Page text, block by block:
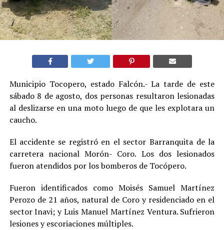
Municipio Tocopero, estado Falcón.- La tarde de este
sábado 8 de agosto, dos personas resultaron lesionadas
al deslizarse en una moto luego de que les explotara un
caucho.
El accidente se registró en el sector Barranquita de la
carretera nacional Morón- Coro. Los dos lesionados
fueron atendidos por los bomberos de Tocópero.
Fueron identificados como Moisés Samuel Martínez
Perozo de 21 años, natural de Coro y residenciado en el
sector Inavi; y Luis Manuel Martínez Ventura. Sufrieron
lesiones y escoriaciones múltiples.